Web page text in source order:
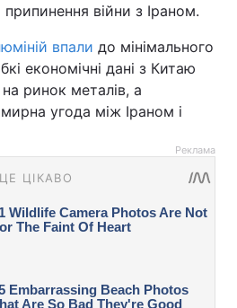
війни з Іраном.
впали до мінімального
економічні дані з Китаю
ринок металів, а
мирна угода між Іраном і
Реклама